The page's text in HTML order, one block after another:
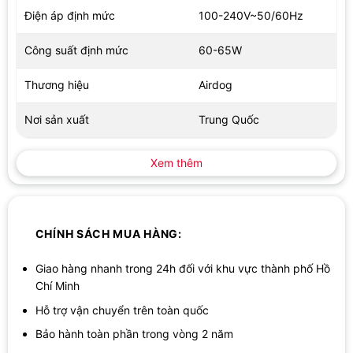
giúp người dùng theo dõi chất lượng không khí theo thời gian
vài thao tác chạm. Sự kết nối linh hoạt này không chỉ mang lại
không khí sống dù đang ở bất kỳ đâu trong nhà.
AIRDOG X7 PRO được trang bị tính năng điều khiển từ xa thông qua
Điện áp định mức 100-240V~50/60Hz
Công suất định mức 60-65W
Thương hiệu Airdog
Nơi sản xuất Trung Quốc
Xem thêm
CHÍNH SÁCH MUA HÀNG:
Giao hàng nhanh trong 24h đối với khu vực thành phố Hồ
Chí Minh
Hỗ trợ vận chuyển trên toàn quốc
Bảo hành toàn phần trong vòng 2 năm